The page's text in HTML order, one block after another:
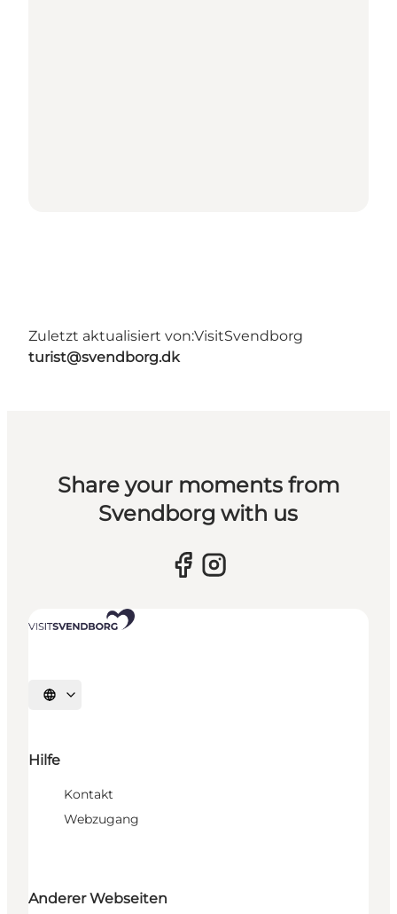
Zuletzt aktualisiert von:VisitSvendborg
turist@svendborg.dk
Share your moments from
Svendborg with us
Sprache auswählen
Hilfe
Kontakt
Webzugang
Anderer Webseiten